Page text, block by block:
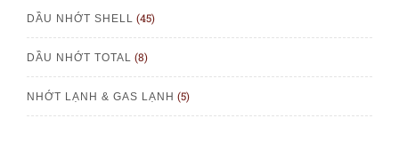
DẦU NHỚT SHELL (45)
DẦU NHỚT TOTAL (8)
NHỚT LẠNH & GAS LẠNH (5)